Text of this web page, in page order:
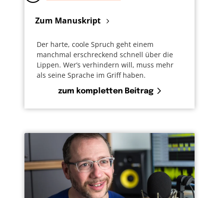
Zum Manuskript
Der harte, coole Spruch geht einem
manchmal erschreckend schnell über die
Lippen. Wer’s verhindern will, muss mehr
als seine Sprache im Griff haben.
zum kompletten Beitrag